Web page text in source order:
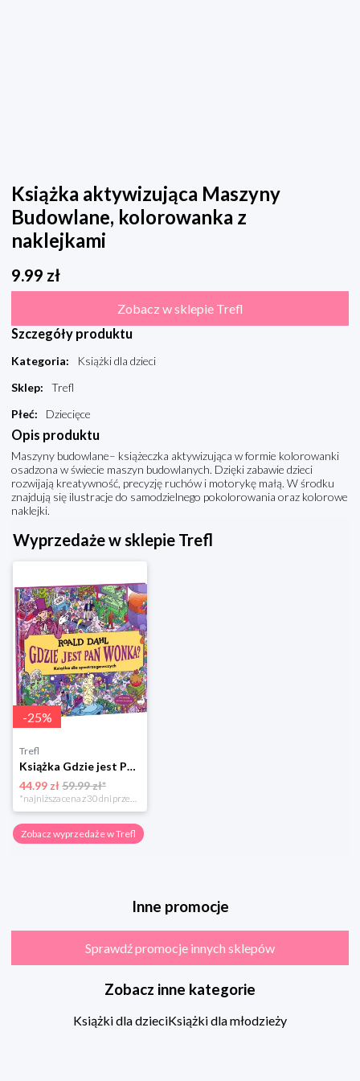
Książka aktywizująca Maszyny
Budowlane, kolorowanka z
naklejkami
9.99 zł
Zobacz w sklepie Trefl
Szczegóły produktu
Kategoria:
Książki dla dzieci
Sklep:
Trefl
Płeć: Dziecięce
Opis produktu
Maszyny budowlane– książeczka aktywizująca w formie kolorowanki
osadzona w świecie maszyn budowlanych. Dzięki zabawie dzieci
rozwijają kreatywność, precyzję ruchów i motorykę małą. W środku
znajdują się ilustracje do samodzielnego pokolorowania oraz kolorowe
naklejki.
Wyprzedaże w sklepie Trefl
-25%
Trefl
Książka Gdzie jest Pan Wonka?
44.99 zł59.99 zł*
*najniższa cena z 30 dni przed obniżką
Zobacz wyprzedaże w Trefl
Inne promocje
Sprawdź promocje innych sklepów
Zobacz inne kategorie
Książki dla dzieciKsiążki dla młodzieży